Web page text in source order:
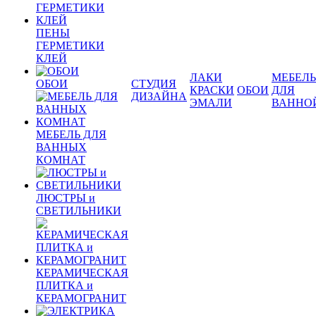
ПЕНЫ
ГЕРМЕТИКИ
КЛЕЙ
ОБОИ
МЕБЕЛЬ ДЛЯ
ВАННЫХ
КОМНАТ
ЛЮСТРЫ и
СВЕТИЛЬНИКИ
КЕРАМИЧЕСКАЯ
ПЛИТКА и
КЕРАМОГРАНИТ
СТУДИЯ
ДИЗАЙНА
ЛАКИ
КРАСКИ
ЭМАЛИ
ОБОИ
МЕБЕЛЬ
ДЛЯ